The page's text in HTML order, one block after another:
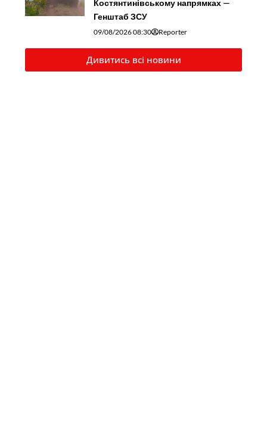
Костянтинівському напрямках —
Генштаб ЗСУ
09/08/2026 08:30 Reporter
Дивитись всі новини